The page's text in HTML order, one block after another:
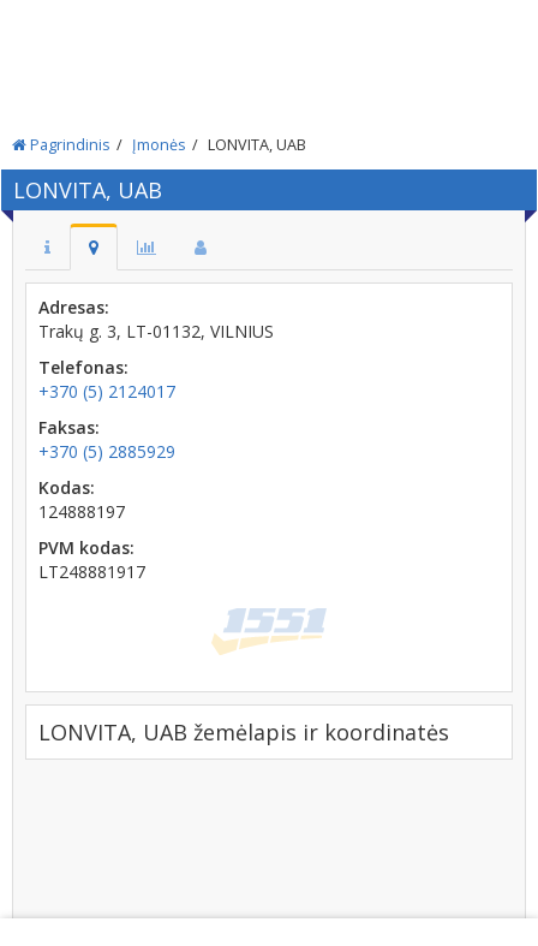
Pagrindinis Įmonės LONVITA, UAB
LONVITA, UAB
Adresas:
Trakų g. 3, LT-01132, VILNIUS
Telefonas:
+370 (5) 2124017
Faksas:
+370 (5) 2885929
Kodas:
124888197
PVM kodas:
LT248881917
LONVITA, UAB žemėlapis ir koordinatės